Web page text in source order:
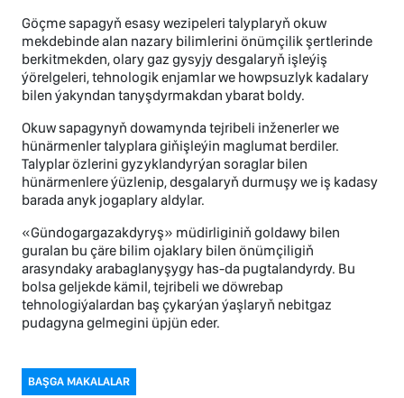
Göçme sapagyň esasy wezipeleri talyplaryň okuw
mekdebinde alan nazary bilimlerini önümçilik şertlerinde
berkitmekden, olary gaz gysyjy desgalaryň işleýiş
ýörelgeleri, tehnologik enjamlar we howpsuzlyk kadalary
bilen ýakyndan tanyşdyrmakdan ybarat boldy.
Okuw sapagynyň dowamynda tejribeli inženerler we
hünärmenler talyplara giňişleýin maglumat berdiler.
Talyplar özlerini gyzyklandyrýan soraglar bilen
hünärmenlere ýüzlenip, desgalaryň durmuşy we iş kadasy
barada anyk jogaplary aldylar.
«Gündogargazakdyryş» müdirliginiň goldawy bilen
guralan bu çäre bilim ojaklary bilen önümçiligiň
arasyndaky arabaglanyşygy has-da pugtalandyrdy. Bu
bolsa geljekde kämil, tejribeli we döwrebap
tehnologiýalardan baş çykarýan ýaşlaryň nebitgaz
pudagyna gelmegini üpjün eder.
BAŞGA MAKALALAR